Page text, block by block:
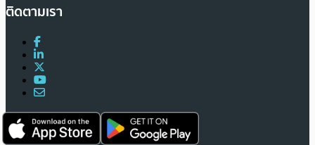
ติดตามเรา